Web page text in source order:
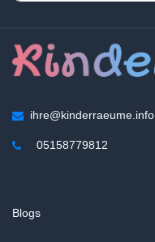
ihre@kinderraeume.info
05158779812
Blogs